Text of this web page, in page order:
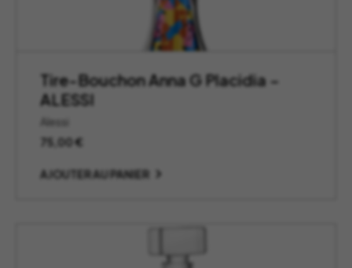
Tire-Bouchon Anna G Placidia –
ALESSI
Alessi
75,00€
AJOUTER AU PANIER